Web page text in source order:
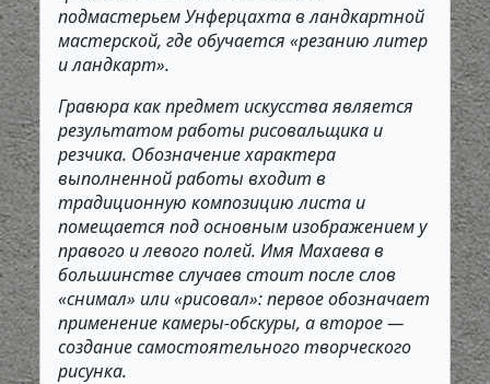
подмастерьем Унферцахта в ландкартной
мастерской, где обучается «резанию литер
и ландкарт».
Гравюра как предмет искусства является
результатом работы рисовальщика и
резчика. Обозначение характера
выполненной работы входит в
традиционную композицию листа и
помещается под основным изображением у
правого и левого полей. Имя Махаева в
большинстве случаев стоит после слов
«снимал» или «рисовал»: первое обозначает
применение камеры-обскуры, а второе —
создание самостоятельного творческого
рисунка.